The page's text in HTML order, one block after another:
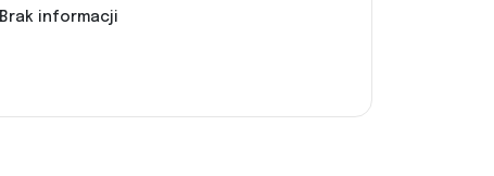
Brak informacji